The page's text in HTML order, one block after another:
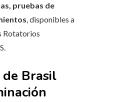
pruebas de
, disponibles a
Rotatorios
Brasil